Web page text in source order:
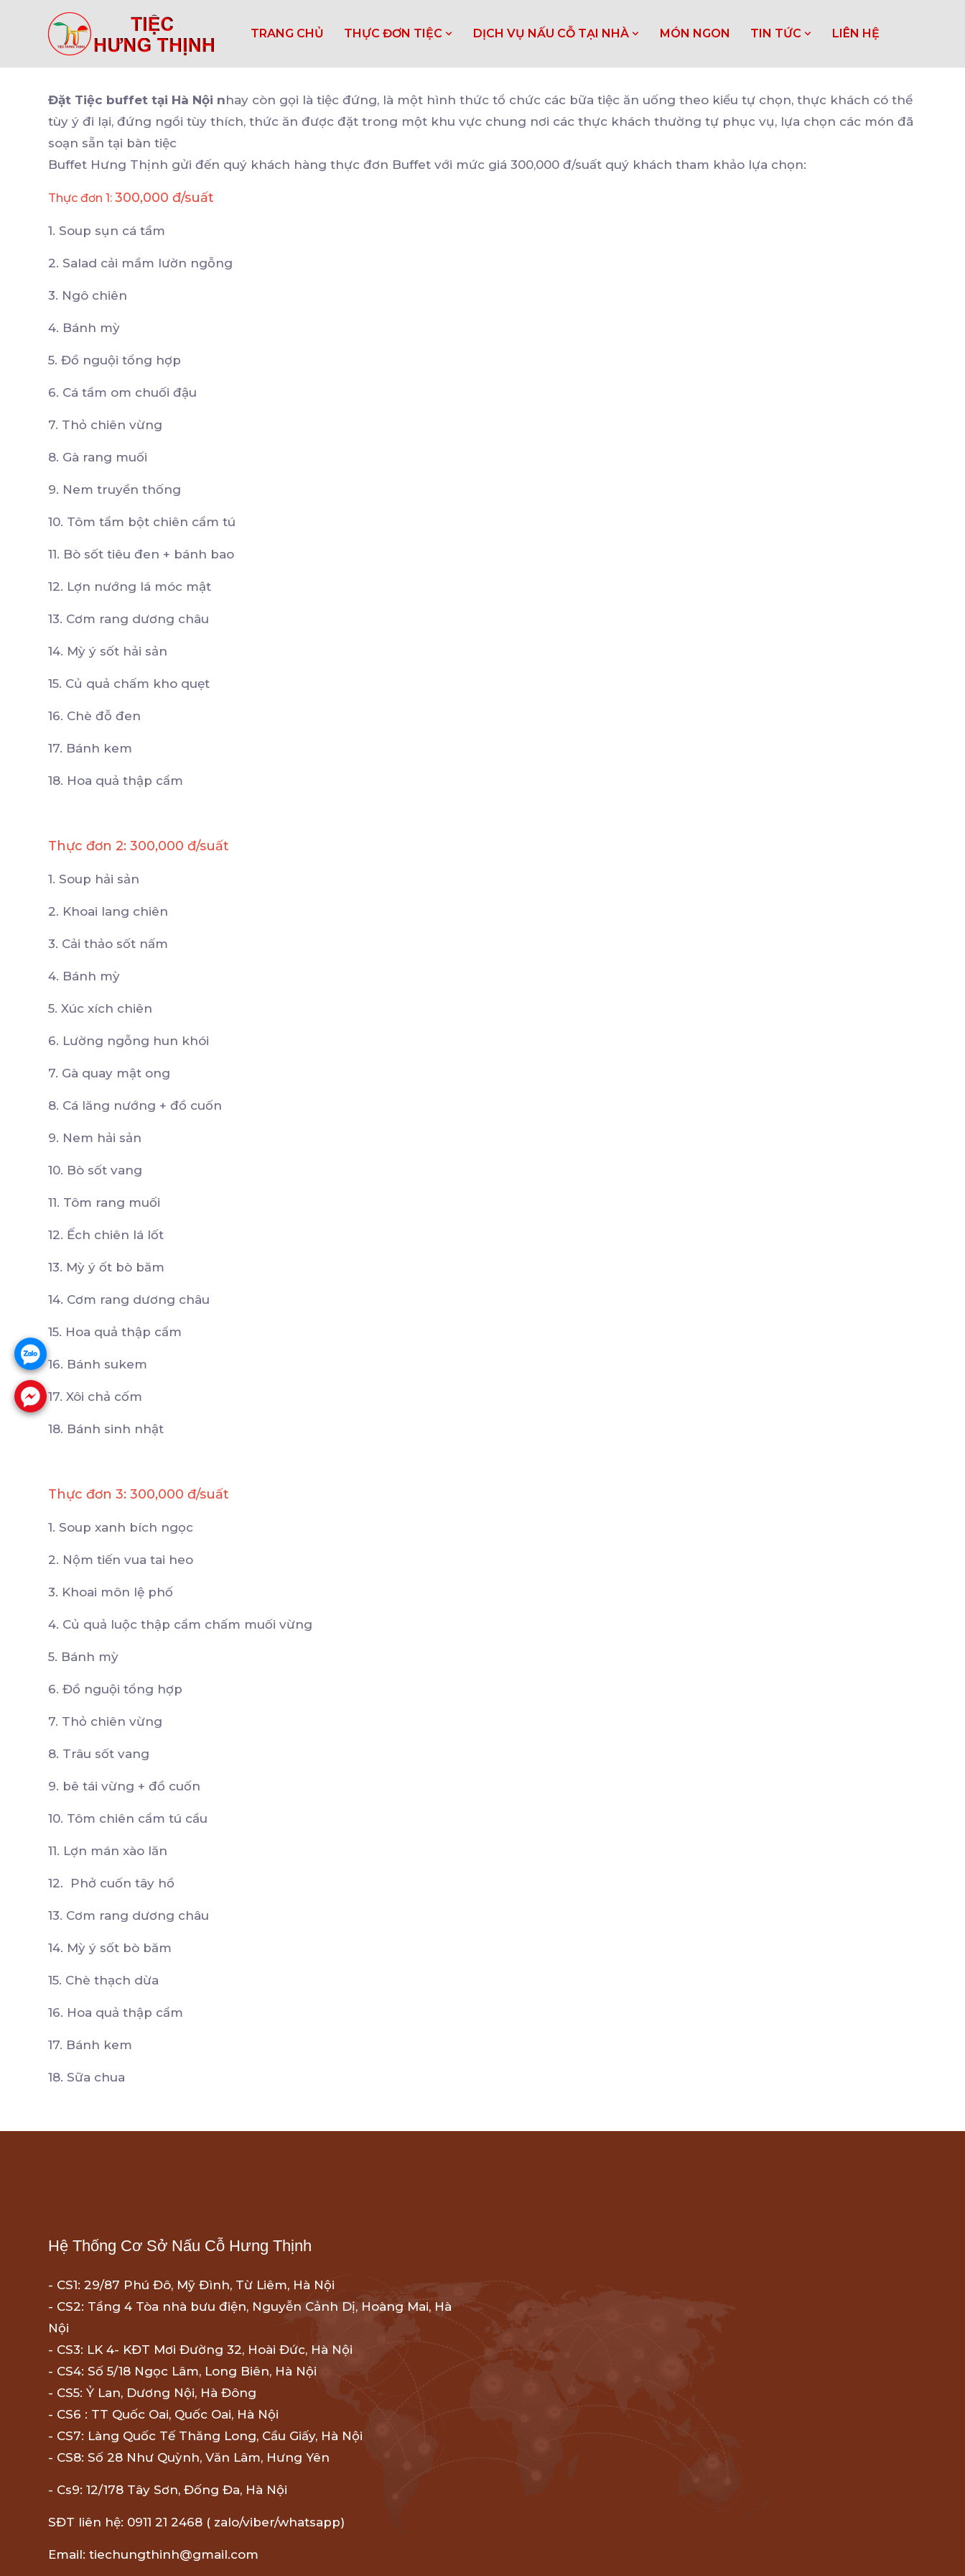
TRANG CHỦ THỰC ĐƠN TIỆC DỊCH VỤ NẤU CỖ TẠI NHÀ MÓN NGON TIN TỨC LIÊN HỆ
Đặt Tiệc buffet tại Hà Nội nhay còn gọi là tiệc đứng, là một hình thức tổ chức các bữa tiệc ăn uống theo kiểu tự chọn, thực khách có thể
tùy ý đi lại, đứng ngồi tùy thích, thức ăn được đặt trong một khu vực chung nơi các thực khách thường tự phục vụ, lựa chọn các món đã
soạn sẵn tại bàn tiệc
Buffet Hưng Thịnh gửi đến quý khách hàng thực đơn Buffet với mức giá 300,000 đ/suất quý khách tham khảo lựa chọn:
Thực đơn 1: 300,000 đ/suất
1. Soup sụn cá tầm
2. Salad cải mầm lườn ngỗng
3. Ngô chiên
4. Bánh mỳ
5. Đồ nguội tổng hợp
6. Cá tầm om chuối đậu
7. Thỏ chiên vừng
8. Gà rang muối
9. Nem truyền thống
10. Tôm tẩm bột chiên cẩm tú
11. Bò sốt tiêu đen + bánh bao
12. Lợn nướng lá móc mật
13. Cơm rang dương châu
14. Mỳ ý sốt hải sản
15. Củ quả chấm kho quẹt
16. Chè đỗ đen
17. Bánh kem
18. Hoa quả thập cẩm
Thực đơn 2: 300,000 đ/suất
1. Soup hải sản
2. Khoai lang chiên
3. Cải thảo sốt nấm
4. Bánh mỳ
5. Xúc xích chiên
6. Lường ngỗng hun khói
7. Gà quay mật ong
8. Cá lăng nướng + đồ cuốn
9. Nem hải sản
10. Bò sốt vang
11. Tôm rang muối
12. Ếch chiên lá lốt
13. Mỳ ý ốt bò băm
14. Cơm rang dương châu
15. Hoa quả thập cẩm
16. Bánh sukem
17. Xôi chả cốm
18. Bánh sinh nhật
Thực đơn 3: 300,000 đ/suất
1. Soup xanh bích ngọc
2. Nộm tiến vua tai heo
3. Khoai môn lệ phố
4. Củ quả luộc thập cẩm chấm muối vừng
5. Bánh mỳ
6. Đồ nguội tổng hợp
7. Thỏ chiên vừng
8. Trâu sốt vang
9. bê tái vừng + đồ cuốn
10. Tôm chiên cẩm tú cầu
11. Lợn mán xào lăn
12. Phở cuốn tây hồ
13. Cơm rang dương châu
14. Mỳ ý sốt bò băm
15. Chè thạch dừa
16. Hoa quả thập cẩm
17. Bánh kem
18. Sữa chua
Hệ Thống Cơ Sở Nấu Cỗ Hưng Thịnh
- CS1: 29/87 Phú Đô, Mỹ Đình, Từ Liêm, Hà Nội
- CS2: Tầng 4 Tòa nhà bưu điện, Nguyễn Cảnh Dị, Hoàng Mai, Hà
Nội
- CS3: LK 4- KĐT Mơi Đường 32, Hoài Đức, Hà Nội
- CS4: Số 5/18 Ngọc Lâm, Long Biên, Hà Nội
- CS5: Ỷ Lan, Dương Nội, Hà Đông
- CS6 : TT Quốc Oai, Quốc Oai, Hà Nội
- CS7: Làng Quốc Tế Thăng Long, Cầu Giấy, Hà Nội
- CS8: Số 28 Như Quỳnh, Văn Lâm, Hưng Yên
- Cs9: 12/178 Tây Sơn, Đống Đa, Hà Nội
SĐT liên hệ: 0911 21 2468 ( zalo/viber/whatsapp)
Email: tiechungthinh@gmail.com